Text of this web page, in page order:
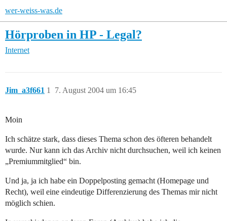
wer-weiss-was.de
Hörproben in HP - Legal?
Internet
Jim_a3f661 7. August 2004 um 16:45
1
Moin
Ich schätze stark, dass dieses Thema schon des öfteren behandelt
wurde. Nur kann ich das Archiv nicht durchsuchen, weil ich keinen
„Premiummitglied“ bin.
Und ja, ja ich habe ein Doppelposting gemacht (Homepage und
Recht), weil eine eindeutige Differenzierung des Themas mir nicht
möglich schien.